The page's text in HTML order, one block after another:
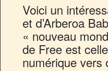
Voici un
et d’Arberoa
« nouveau
de Free est
numérique vers